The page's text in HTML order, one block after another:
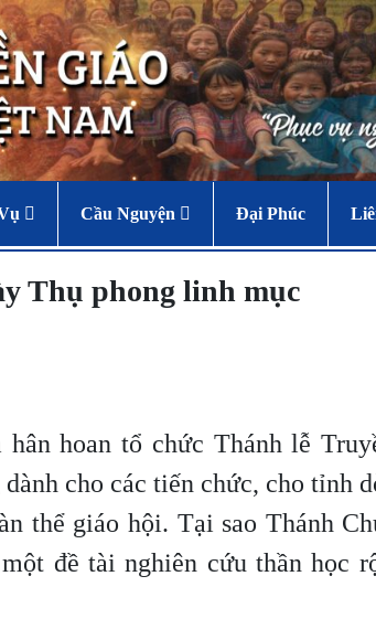
Cầu Nguyện Đại Phúc
Thụ phong linh mục
hoan tổ chức Thánh lễ
cho các tiến chức, cho tỉnh
thể giáo hội. Tại sao Thánh
đề tài nghiên cứu thần học